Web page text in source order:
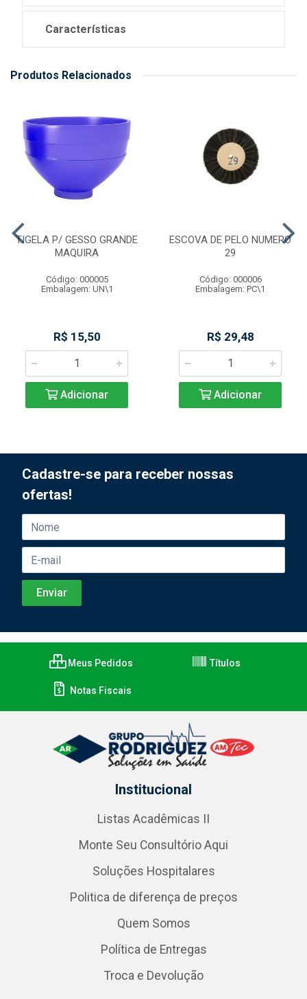
Características
Produtos Relacionados
TIGELA P/ GESSO GRANDE
MAQUIRA
Código: 000005
Embalagem: UN\1
R$ 15,50
Adicionar
ESCOVA DE PELO NUMERO
29
Código: 000006
Embalagem: PC\1
R$ 29,48
Adicionar
Cadastre-se para receber nossas
ofertas!
Meus Pedidos Títulos
Notas Fiscais
Institucional
Listas Acadêmicas II
Monte Seu Consultório Aqui
Soluções Hospitalares
Politica de diferença de preços
Quem Somos
Política de Entregas
Troca e Devolução